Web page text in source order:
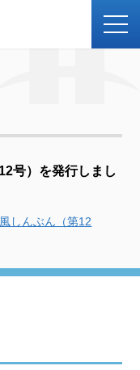
号）を発行しまし
しんぶん（第12